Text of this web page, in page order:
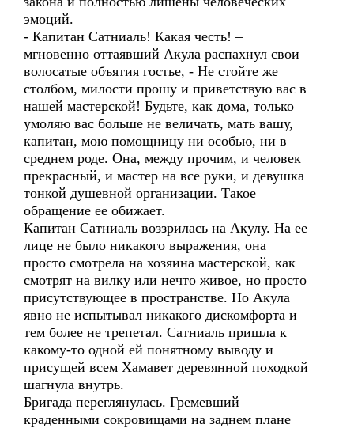
эмоций.
- Капитан Сатниаль! Какая честь! –
мгновенно оттаявший Акула распахнул свои
волосатые объятия гостье, - Не стойте же
столбом, милости прошу и приветствую вас в
нашей мастерской! Будьте, как дома, только
умоляю вас больше не величать, мать вашу,
капитан, мою помощницу ни особью, ни в
среднем роде. Она, между прочим, и человек
прекрасный, и мастер на все руки, и девушка
тонкой душевной организации. Такое
обращение ее обижает.
Капитан Сатниаль воззрилась на Акулу. На ее
лице не было никакого выражения, она
просто смотрела на хозяина мастерской, как
смотрят на вилку или нечто живое, но просто
присутствующее в пространстве. Но Акула
явно не испытывал никакого дискомфорта и
тем более не трепетал. Сатниаль пришла к
какому-то одной ей понятному выводу и
присущей всем Хамавет деревянной походкой
шагнула внутрь.
Бригада переглянулась. Гремевший
краденными сокровищами на заднем плане